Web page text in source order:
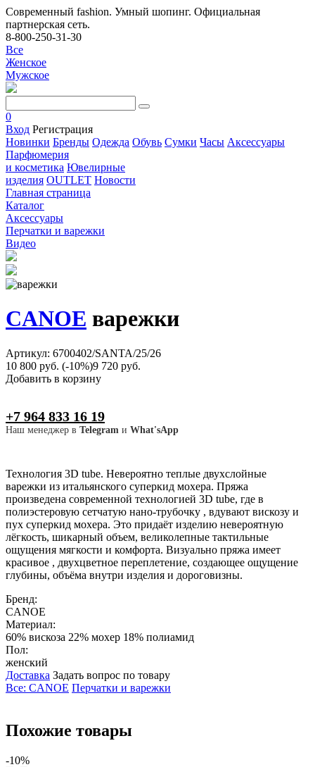
Современный fashion. Умный шопинг. Официальная
партнерская сеть.
8-800-250-31-30
Все
Женское
Мужское
0
Вход Регистрация
Новинки Бренды Одежда Обувь Сумки Часы Аксессуары
Парфюмерия
и косметика Ювелирные
изделия OUTLET Новости
Главная страница
Каталог
Аксессуары
Перчатки и варежки
Видео
CANOE варежки
Артикул: 6700402/SANTA/25/26
10 800 руб. (-10%)9 720 руб.
Добавить в корзину
+7 964 833 16 19
Наш менеджер в Telegram и What'sApp
Технология 3D tube. Невероятно теплые двухслойные
варежки из итальянского суперкид мохера. Пряжа
произведена современной технологией 3D tube, где в
полиэстеровую сетчатую нано-трубочку , вдувают вискозу и
пух суперкид мохера. Это придаёт изделию невероятную
лёгкость, шикарный объем, великолепные тактильные
ощущения мягкости и комфорта. Визуально пряжа имеет
красивое , двухцветное переплетение, создающее ощущение
глубины, объёма внутри изделия и дороговизны.
Бренд:
CANOE
Материал:
60% вискоза 22% мохер 18% полиамид
Пол:
женский
Доставка Задать вопрос по товару
Все: CANOE Перчатки и варежки
Похожие товары
-10%